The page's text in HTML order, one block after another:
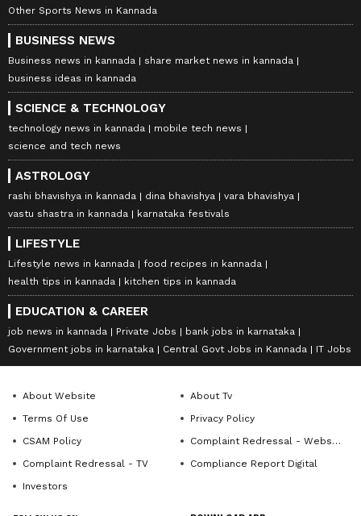
Other Sports News in Kannada
BUSINESS NEWS
Business news in kannada
share market news in kannada
business ideas in kannada
SCIENCE & TECHNOLOGY
technology news in kannada
mobile tech news
science and tech news
ASTROLOGY
rashi bhavishya in kannada dina bhavishya
vara bhavishya
vastu shastra in kannada
karnataka festivals
LIFESTYLE
Lifestyle news in kannada
food recipes in kannada
health tips in kannada
kitchen tips in kannada
EDUCATION & CAREER
job news in kannada Private Jobs
bank jobs in karnataka
Government jobs in karnataka
Central Govt Jobs in Kannada IT Jobs
About Website
About Tv
Terms Of Use
Privacy Policy
CSAM Policy
Complaint Redressal - Website
Complaint Redressal - TV
Compliance Report Digital
Investors